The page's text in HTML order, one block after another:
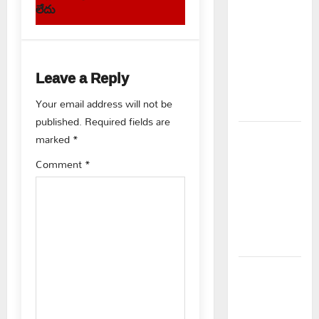
t
a
v
i
g
లేదు
Leave a Reply
Your email address will not be
published. Required fields are
marked*
Comment*